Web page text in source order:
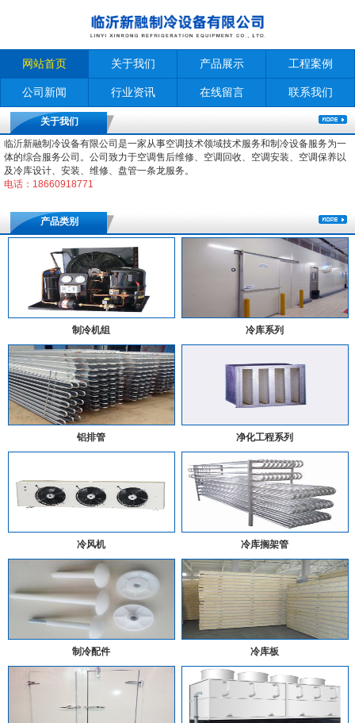
网站首页 关于我们 产品展示 工程案例
公司新闻 行业资讯 在线留言 联系我们
关于我们
临沂新融制冷设备有限公司是一家从事空调技术领域技术服务和制冷设备服务为一
体的综合服务公司。公司致力于空调售后维修、空调回收、空调安装、空调保养以
及冷库设计、安装、维修、盘管一条龙服务。
电话：18660918771
产品类别
制冷机组 冷库系列
铝排管 净化工程系列
冷风机 冷库搁架管
制冷配件 冷库板